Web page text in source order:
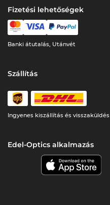
Fizetési lehetőségek
Banki átutalás, Utánvét
Szállítás
Ingyenes kiszállítás és visszaküldés
Edel-Optics alkalmazás